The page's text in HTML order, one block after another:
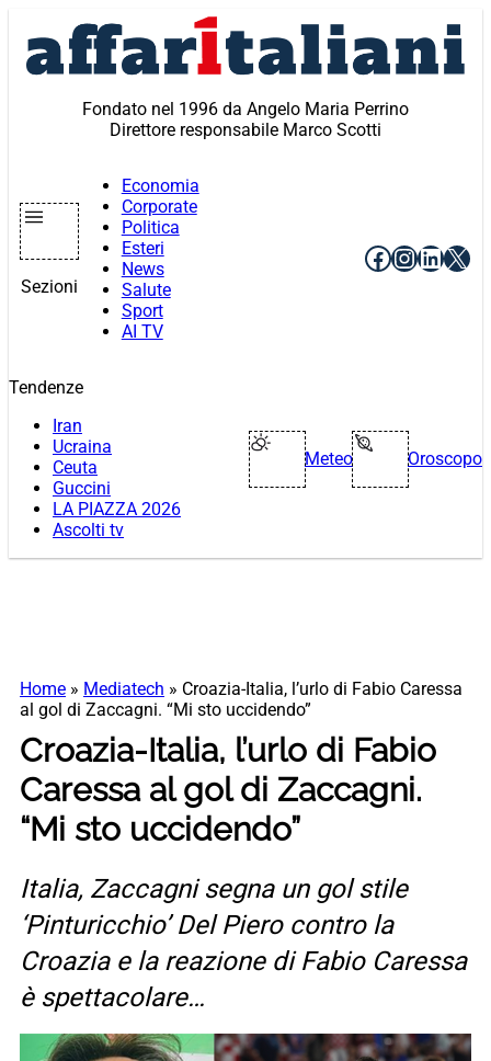
contenuto
Fondato nel 1996 da Angelo Maria Perrino
Direttore responsabile Marco Scotti
Sezioni
Economia
Corporate
Politica
Esteri
News
Salute
Sport
AI TV
Facebook
X
Tendenze
Iran
Ucraina
Ceuta
Guccini
LA PIAZZA 2026
Ascolti tv
Meteo Oroscopo
Home » Mediatech » Croazia-Italia, l’urlo di Fabio Caressa
al gol di Zaccagni. “Mi sto uccidendo”
Croazia-Italia, l’urlo di Fabio
Caressa al gol di Zaccagni.
“Mi sto uccidendo”
Italia, Zaccagni segna un gol stile
‘Pinturicchio’ Del Piero contro la
Croazia e la reazione di Fabio Caressa
è spettacolare…